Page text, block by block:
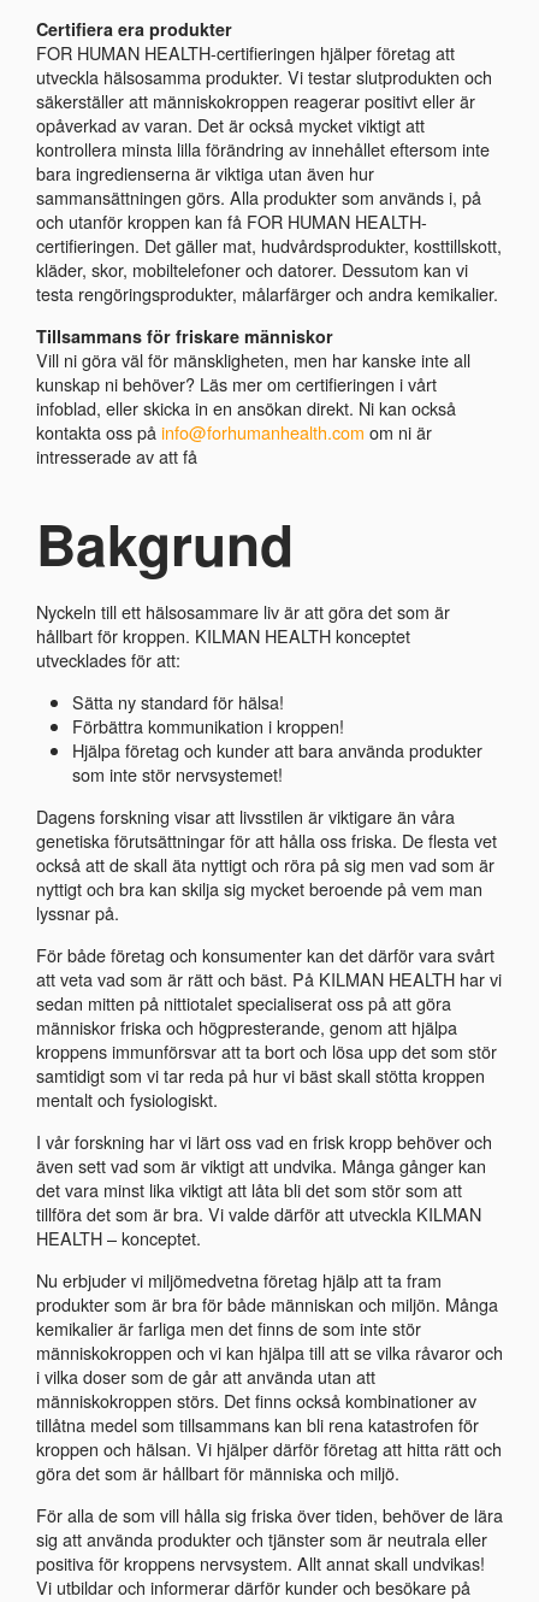
Certifiera era produkter
FOR HUMAN HEALTH-certifieringen hjälper företag att
utveckla hälsosamma produkter. Vi testar slutprodukten och
säkerställer att människokroppen reagerar positivt eller är
opåverkad av varan. Det är också mycket viktigt att
kontrollera minsta lilla förändring av innehållet eftersom inte
bara ingredienserna är viktiga utan även hur
sammansättningen görs. Alla produkter som används i, på
och utanför kroppen kan få FOR HUMAN HEALTH-
certifieringen. Det gäller mat, hudvårdsprodukter, kosttillskott,
kläder, skor, mobiltelefoner och datorer. Dessutom kan vi
testa rengöringsprodukter, målarfärger och andra kemikalier.
Tillsammans för friskare människor
Vill ni göra väl för mänskligheten, men har kanske inte all
kunskap ni behöver? Läs mer om certifieringen i vårt
infoblad, eller skicka in en ansökan direkt. Ni kan också
kontakta oss på info@forhumanhealth.com om ni är
intresserade av att få
Bakgrund
Nyckeln till ett hälsosammare liv är att göra det som är
hållbart för kroppen. KILMAN HEALTH konceptet
utvecklades för att:
Sätta ny standard för hälsa!
Förbättra kommunikation i kroppen!
Hjälpa företag och kunder att bara använda produkter
som inte stör nervsystemet!
Dagens forskning visar att livsstilen är viktigare än våra
genetiska förutsättningar för att hålla oss friska. De flesta vet
också att de skall äta nyttigt och röra på sig men vad som är
nyttigt och bra kan skilja sig mycket beroende på vem man
lyssnar på.
För både företag och konsumenter kan det därför vara svårt
att veta vad som är rätt och bäst. På KILMAN HEALTH har vi
sedan mitten på nittiotalet specialiserat oss på att göra
människor friska och högpresterande, genom att hjälpa
kroppens immunförsvar att ta bort och lösa upp det som stör
samtidigt som vi tar reda på hur vi bäst skall stötta kroppen
mentalt och fysiologiskt.
I vår forskning har vi lärt oss vad en frisk kropp behöver och
även sett vad som är viktigt att undvika. Många gånger kan
det vara minst lika viktigt att låta bli det som stör som att
tillföra det som är bra. Vi valde därför att utveckla KILMAN
HEALTH – konceptet.
Nu erbjuder vi miljömedvetna företag hjälp att ta fram
produkter som är bra för både människan och miljön. Många
kemikalier är farliga men det finns de som inte stör
människokroppen och vi kan hjälpa till att se vilka råvaror och
i vilka doser som de går att använda utan att
människokroppen störs. Det finns också kombinationer av
tillåtna medel som tillsammans kan bli rena katastrofen för
kroppen och hälsan. Vi hjälper därför företag att hitta rätt och
göra det som är hållbart för människa och miljö.
För alla de som vill hålla sig friska över tiden, behöver de lära
sig att använda produkter och tjänster som är neutrala eller
positiva för kroppens nervsystem. Allt annat skall undvikas!
Vi utbildar och informerar därför kunder och besökare på